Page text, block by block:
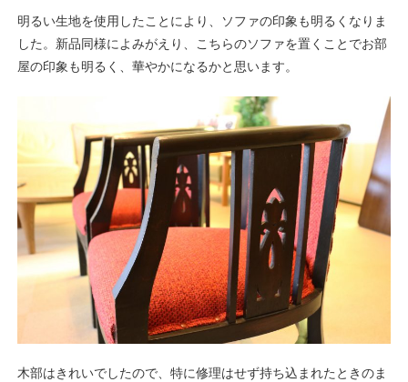
明るい生地を使用したことにより、ソファの印象も明るくなりま
した。新品同様によみがえり、こちらのソファを置くことでお部
屋の印象も明るく、華やかになるかと思います。
木部はきれいでしたので、特に修理はせず持ち込まれたときのま